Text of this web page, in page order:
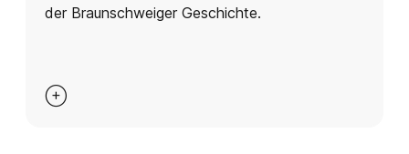
der Braunschweiger Geschichte.
